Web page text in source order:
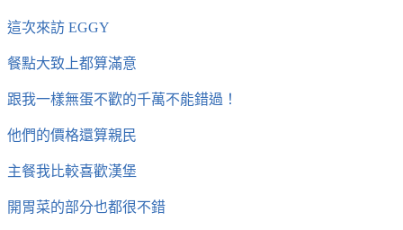
這次來訪 EGGY
餐點大致上都算滿意
跟我一樣無蛋不歡的千萬不能錯過！
他們的價格還算親民
主餐我比較喜歡漢堡
開胃菜的部分也都很不錯